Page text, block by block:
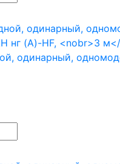
одинарный,